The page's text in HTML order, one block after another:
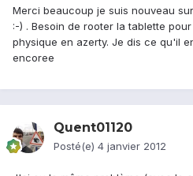
Merci beaucoup je suis nouveau
:-) . Besoin de rooter la tablette
physique en azerty. Je dis ce qu'il
encoree
Quent01120
Posté(e) 4 janvier 2012